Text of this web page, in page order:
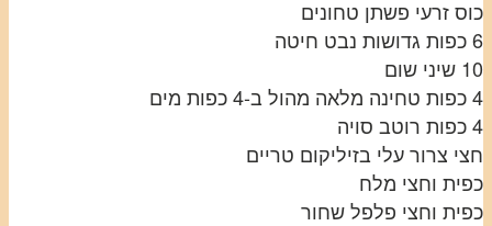
כוס זרעי פשתן טחונים
6 כפות גדושות נבט חיטה
10 שיני שום
4 כפות טחינה מלאה מהול ב-4 כפות מים
4 כפות רוטב סויה
חצי צרור עלי בזיליקום טריים
כפית וחצי מלח
כפית וחצי פלפל שחור